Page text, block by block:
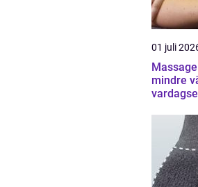
01 juli
Massage i
mindre